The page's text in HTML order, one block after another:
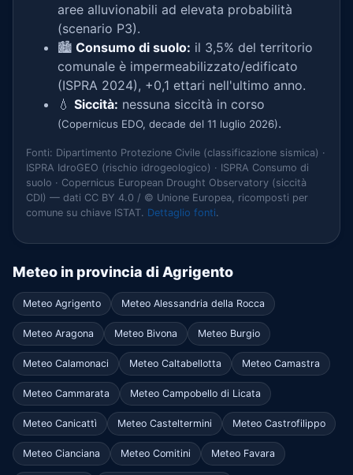
aree alluvionabili ad elevata probabilità
(scenario P3).
🏙️ Consumo di suolo: il 3,5% del territorio
comunale è impermeabilizzato/edificato
(ISPRA 2024), +0,1 ettari nell'ultimo anno.
💧 Siccità: nessuna siccità in corso
(Copernicus EDO, decade del 11 luglio 2026).
Fonti: Dipartimento Protezione Civile (classificazione sismica) ·
ISPRA IdroGEO (rischio idrogeologico) · ISPRA Consumo di
suolo · Copernicus European Drought Observatory (siccità
CDI) — dati CC BY 4.0 / © Unione Europea, ricomposti per
comune su chiave ISTAT. Dettaglio fonti.
Meteo in provincia di Agrigento
Meteo Agrigento Meteo Alessandria della Rocca
Meteo Aragona Meteo Bivona Meteo Burgio
Meteo Calamonaci Meteo Caltabellotta Meteo Camastra
Meteo Cammarata Meteo Campobello di Licata
Meteo Canicattì Meteo Casteltermini Meteo Castrofilippo
Meteo Cianciana Meteo Comitini Meteo Favara